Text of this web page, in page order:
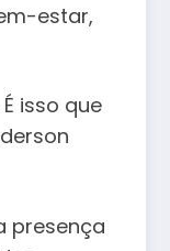
estar,
isso que
presença